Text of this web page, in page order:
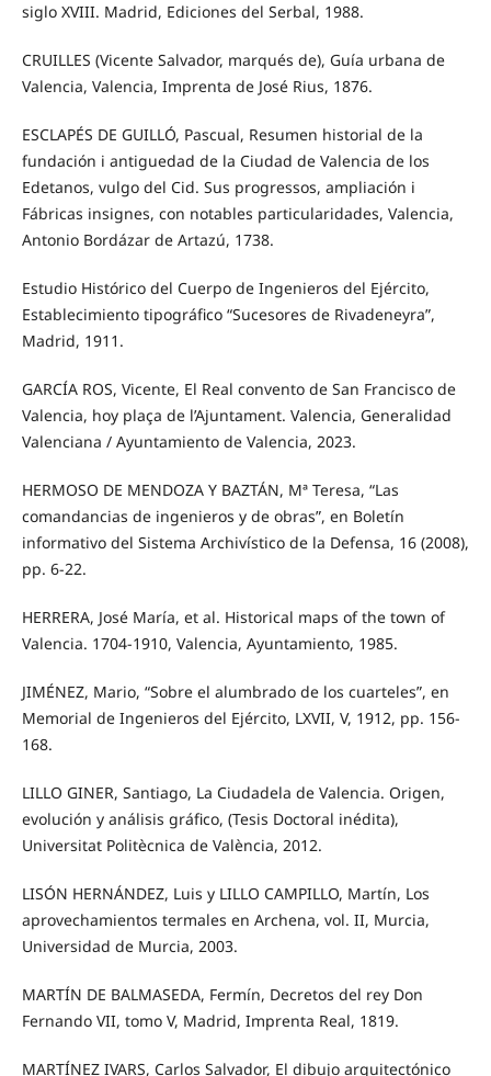
siglo XVIII. Madrid, Ediciones del Serbal, 1988.
CRUILLES (Vicente Salvador, marqués de), Guía urbana de
Valencia, Valencia, Imprenta de José Rius, 1876.
ESCLAPÉS DE GUILLÓ, Pascual, Resumen historial de la
fundación i antiguedad de la Ciudad de Valencia de los
Edetanos, vulgo del Cid. Sus progressos, ampliación i
Fábricas insignes, con notables particularidades, Valencia,
Antonio Bordázar de Artazú, 1738.
Estudio Histórico del Cuerpo de Ingenieros del Ejército,
Establecimiento tipográfico “Sucesores de Rivadeneyra”,
Madrid, 1911.
GARCÍA ROS, Vicente, El Real convento de San Francisco de
Valencia, hoy plaça de l’Ajuntament. Valencia, Generalidad
Valenciana / Ayuntamiento de Valencia, 2023.
HERMOSO DE MENDOZA Y BAZTÁN, Mª Teresa, “Las
comandancias de ingenieros y de obras”, en Boletín
informativo del Sistema Archivístico de la Defensa, 16 (2008),
pp. 6-22.
HERRERA, José María, et al. Historical maps of the town of
Valencia. 1704-1910, Valencia, Ayuntamiento, 1985.
JIMÉNEZ, Mario, “Sobre el alumbrado de los cuarteles”, en
Memorial de Ingenieros del Ejército, LXVII, V, 1912, pp. 156-
168.
LILLO GINER, Santiago, La Ciudadela de Valencia. Origen,
evolución y análisis gráfico, (Tesis Doctoral inédita),
Universitat Politècnica de València, 2012.
LISÓN HERNÁNDEZ, Luis y LILLO CAMPILLO, Martín, Los
aprovechamientos termales en Archena, vol. II, Murcia,
Universidad de Murcia, 2003.
MARTÍN DE BALMASEDA, Fermín, Decretos del rey Don
Fernando VII, tomo V, Madrid, Imprenta Real, 1819.
MARTÍNEZ IVARS, Carlos Salvador, El dibujo arquitectónico